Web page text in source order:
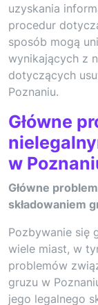
uzyskania
procedur
sposób mogą
wynikających z
dotyczących
Poznaniu.
Główne
w
Główne
składowaniem
Pozbywanie się
wiele miast, w
problemów
gruzu w
jego legalnego